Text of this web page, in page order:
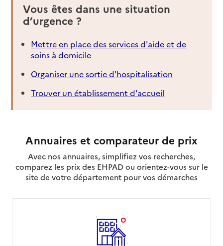
Vous êtes dans une situation
d’urgence ?
Mettre en place des services d'aide et de
soins à domicile
Organiser une sortie d'hospitalisation
Trouver un établissement d'accueil
Annuaires et comparateur de prix
Avec nos annuaires, simplifiez vos recherches,
comparez les prix des EHPAD ou orientez-vous sur le
site de votre département pour vos démarches